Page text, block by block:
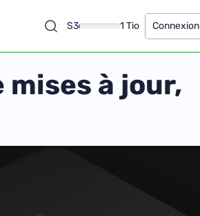
S3 1 Tio Connexion
mises à jour,